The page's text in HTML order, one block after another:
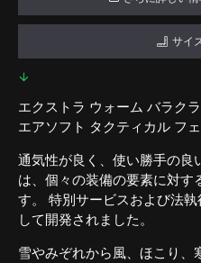
サイ
エクストラ ウォーム バラク
エアソフト タクティカル フ
通気性が良く、使い勝手の良
は、個々の装備の要素に対
す。 特別サービスおよび法
して開発されました。
雪やみぞれから風、ほこり